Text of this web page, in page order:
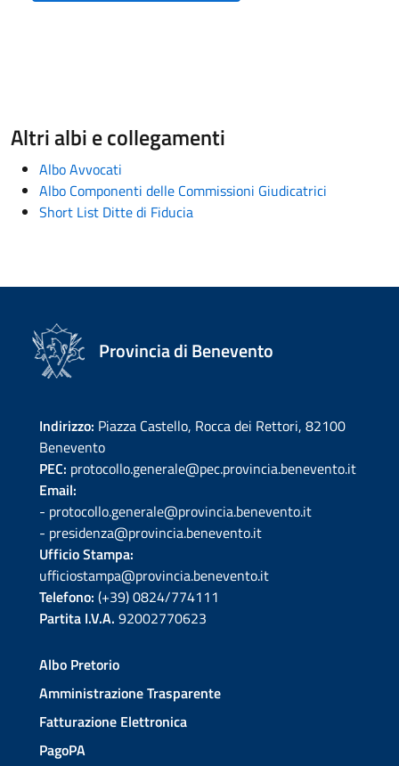
Altri albi e collegamenti
Albo Avvocati
Albo Componenti delle Commissioni Giudicatrici
Short List Ditte di Fiducia
Provincia di Benevento
Indirizzo: Piazza Castello, Rocca dei Rettori, 82100
Benevento
PEC: protocollo.generale@pec.provincia.benevento.it
Email:
- protocollo.generale@provincia.benevento.it
- presidenza@provincia.benevento.it
Ufficio Stampa:
ufficiostampa@provincia.benevento.it
Telefono: (+39) 0824/774111
Partita I.V.A. 92002770623
Albo Pretorio
Amministrazione Trasparente
Fatturazione Elettronica
PagoPA